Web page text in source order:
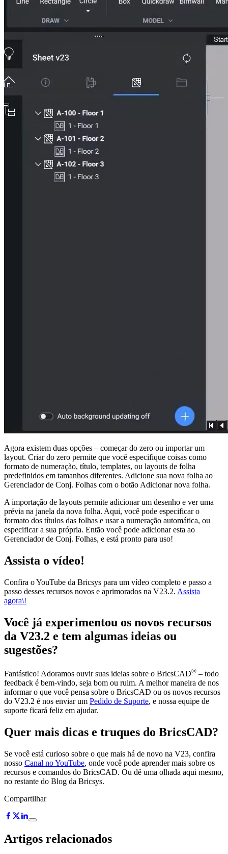
Agora existem duas opções – começar do zero ou importar um
layout. Criar do zero permite que você especifique coisas como
formato de numeração, título, templates, ou layouts de folha
predefinidos em tamanhos diferentes. Adicione sua nova folha ao
Gerenciador de Conj. Folhas com o botão Adicionar nova folha.
A importação de layouts permite adicionar um desenho e ver uma
prévia na janela da nova folha. Aqui, você pode especificar o
formato dos títulos das folhas e usar a numeração automática, ou
especificar a sua própria. Então você pode adicionar esta ao
Gerenciador de Conj. Folhas, e está pronto para uso!
Assista o vídeo!
Confira o YouTube da Bricsys para um vídeo completo e passo a
passo desses recursos novos e aprimorados na V23.2. Assista
agora\!
Você já experimentou os novos recursos
da V23.2 e tem algumas ideias ou
sugestões?
Fantástico! Adoramos ouvir suas ideias sobre o BricsCAD® – todo
feedback é bem-vindo, seja bom ou ruim. A melhor maneira de nos
informar o que você pensa sobre o BricsCAD ou os novos recursos
do V23.2 é nos enviar um Pedido de Suporte, e nossa equipe de
suporte ficará feliz em ajudar.
Quer mais dicas e truques do BricsCAD?
Se você está curioso sobre o que mais há de novo na V23, confira
nosso Canal no YouTube, onde você pode aprender mais sobre os
recursos e comandos do BricsCAD. Ou dê uma olhada aqui mesmo,
no restante do Blog da Bricsys.
Compartilhar
Artigos relacionados